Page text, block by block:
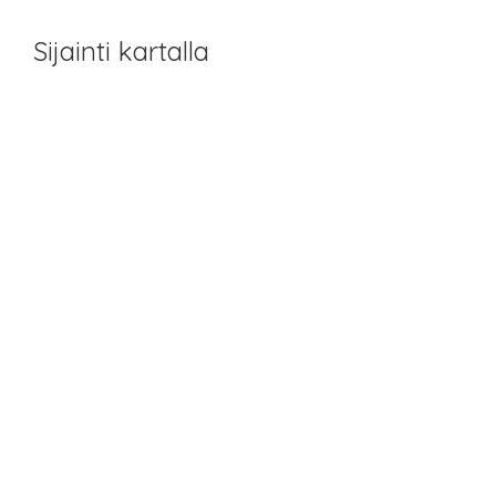
Sijainti kartalla